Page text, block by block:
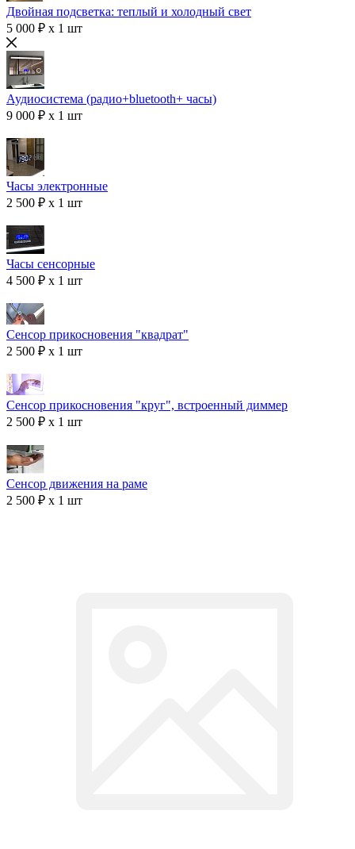
Двойная подсветка: теплый и холодный свет
5 000 ₽ x 1 шт
Аудиосистема (радио+bluetooth+ часы)
9 000 ₽ x 1 шт
Часы электронные
2 500 ₽ x 1 шт
Часы сенсорные
4 500 ₽ x 1 шт
Сенсор прикосновения "квадрат"
2 500 ₽ x 1 шт
Сенсор прикосновения "круг", встроенный диммер
2 500 ₽ x 1 шт
Сенсор движения на раме
2 500 ₽ x 1 шт